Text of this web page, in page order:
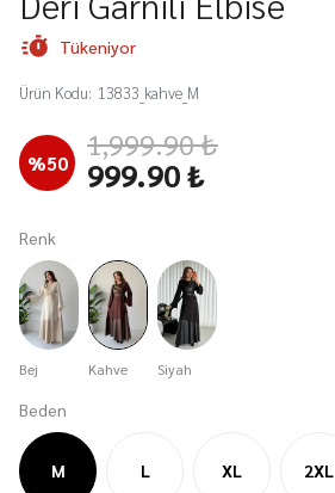
Tükeniyor
Ürün Kodu: 13833_kahve_M
%50 1,999.90 ₺
999.90 ₺
Renk
Bej Kahve Siyah
Beden
M L XL 2XL